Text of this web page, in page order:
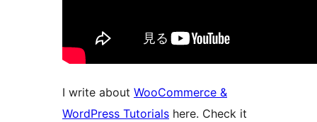
I write about WooCommerce &
WordPress Tutorials here. Check it